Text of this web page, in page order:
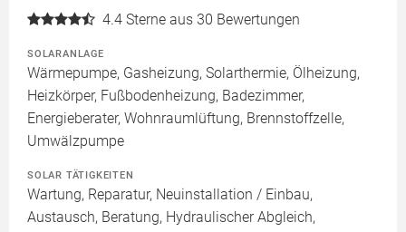
4.4 Sterne aus 30 Bewertungen
SOLARANLAGE
Wärmepumpe, Gasheizung, Solarthermie, Ölheizung,
Heizkörper, Fußbodenheizung, Badezimmer,
Energieberater, Wohnraumlüftung, Brennstoffzelle,
Umwälzpumpe
SOLAR TÄTIGKEITEN
Wartung, Reparatur, Neuinstallation / Einbau,
Austausch, Beratung, Hydraulischer Abgleich,